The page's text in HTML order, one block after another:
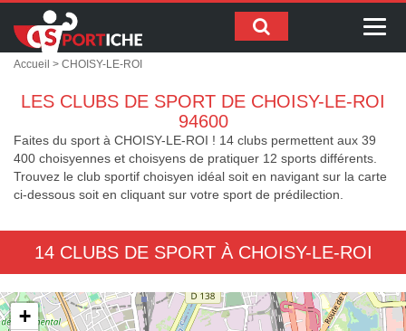
Accueil > CHOISY-LE-ROI
LES CLUBS DE SPORT DE CHOISY-LE-ROI
94600
Faites du sport à CHOISY-LE-ROI ! 14 clubs permettent aux 39
400 choisyennes et choisyens de pratiquer 12 sports différents.
Trouvez le club sportif choisyen idéal soit en navigant sur la carte
ci-dessous soit en cliquant sur votre sport de prédilection.
14 CLUBS DE SPORT À CHOISY-LE-ROI
+